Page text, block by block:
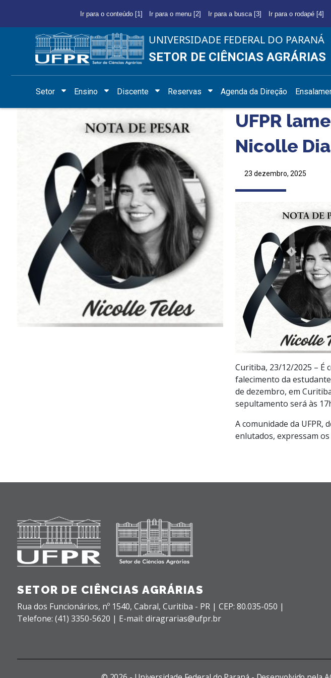
Ir para o conteúdo [1] Ir para o menu [2] Ir para a busca [3] Ir para o rodapé [4]
UNIVERSIDADE FEDERAL DO PARANÁ
SETOR DE CIÊNCIAS AGRÁRIAS
Setor Ensino Discente Reservas Agenda da Direção
UFPR
Nicolle
23 dezembro, 2025
Curitiba, 23/12/2025 – É
falecimento da
de dezembro, em
sepultamento será às
A comunidade da UFPR,
enlutados, expressam
SETOR DE CIÊNCIAS AGRÁRIAS
Rua dos Funcionários, nº 1540, Cabral, Curitiba - PR | CEP: 80.035-050 |
Telefone: (41) 3350-5620 | E-mail: diragrarias@ufpr.br